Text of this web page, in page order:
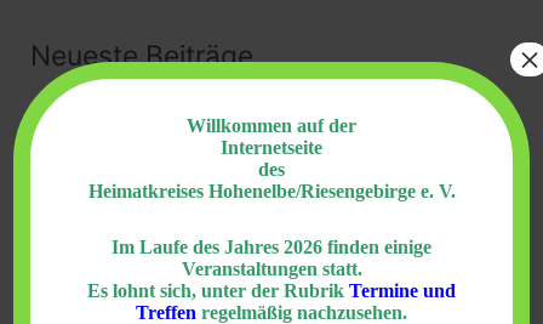
h
e
n
Neueste Beiträge
Vertrieben, nicht geflüchtet. Die Geschichte der
Sudetendeutschen
23. Juli 2026
Impressionen vom Heimattreffen im Kleinen
Elbetal 2026 3. Juli 2026
Neues Gemeindezentrum in Mittellangenau 29.
Willkommen auf der
Internetseite
des
Heimatkreises Hohenelbe/Riesengebirge e. V.
Im Laufe des Jahres 2026 finden einige
Veranstaltungen statt.
Es lohnt sich, unter der Rubrik Termine und
Treffen regelmäßig nachzusehen.
×